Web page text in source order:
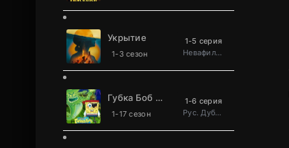
Укрытие
1-3 сезон
1-5 серия
Невафильм
Губка Боб Квадратные Штаны
1-17 сезон
1-6 серия
Рус. Дублированный